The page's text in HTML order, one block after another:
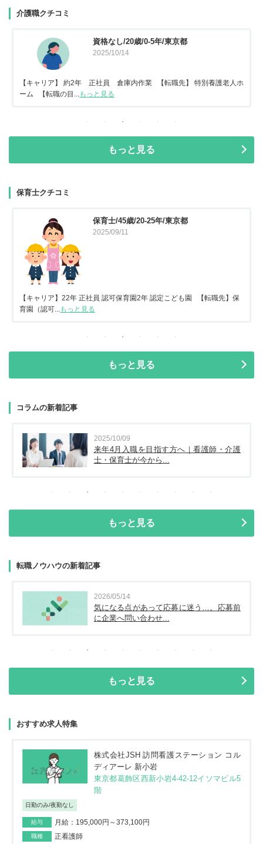
介護職クチコミ
資格なし/20歳/0-5年/東京都
2025/10/14
【キャリア】 約2年 正社員 倉庫内作業 【転職先】 特別養護老人ホ
ーム 【転職の目...もっと見る
もっと見る
保育士クチコミ
保育士/45歳/20-25年/東京都
2025/09/11
【キャリア】22年 正社員 認可保育園2年 認定こども園 【転職先】保
育園（認可...もっと見る
もっと見る
コラムの新着記事
2025/10/09
来年4月入職を目指す方へ｜看護師・介護
士・保育士が今から...
もっと見る
転職ノウハウの新着記事
2026/05/14
気になる点があって応募に迷う…。応募前
に企業へ問い合わせ...
もっと見る
おすすめ求人特集
株式会社JSH 訪問看護ステーション コル
ディアーレ 新小岩
東京都葛飾区西新小岩4-42-12イソマビル5
階
日勤のみ/夜勤なし
給与 月給：195,000円～373,100円
職種 正看護師